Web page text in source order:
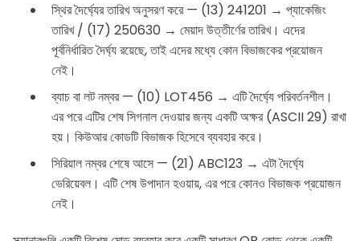
স্থির দৈর্ঘ্যের তারিখ অনুসরণ করে — (13) 241201 → প্যাকেজিং
তারিখ / (17) 250630 → মেয়াদ উত্তীর্ণের তারিখ। এদের
পূর্বনির্ধারিত দৈর্ঘ্য রয়েছে, তাই এদের মধ্যে কোন বিভাজকের প্রয়োজন
নেই।
ব্যাচ বা লট নম্বর — (10) LOT456 → এটি দৈর্ঘ্যে পরিবর্তনশীল।
এর পরে এটির শেষ সিগনাল দেওয়ার জন্য একটিঅক্ষর (ASCII 29) রাখা
হয়। কিউআর কোডটিবিভাজক হিসেবে ব্যবহার করে।
সিরিয়াল নম্বর শেষে আসে — (21) ABC123 → এটা দৈর্ঘ্যে
ভেরিয়েবল। এটি শেষ উপাদান হওয়ায়, এর পরে কোনও বিভাজক প্রয়োজন
নেই।